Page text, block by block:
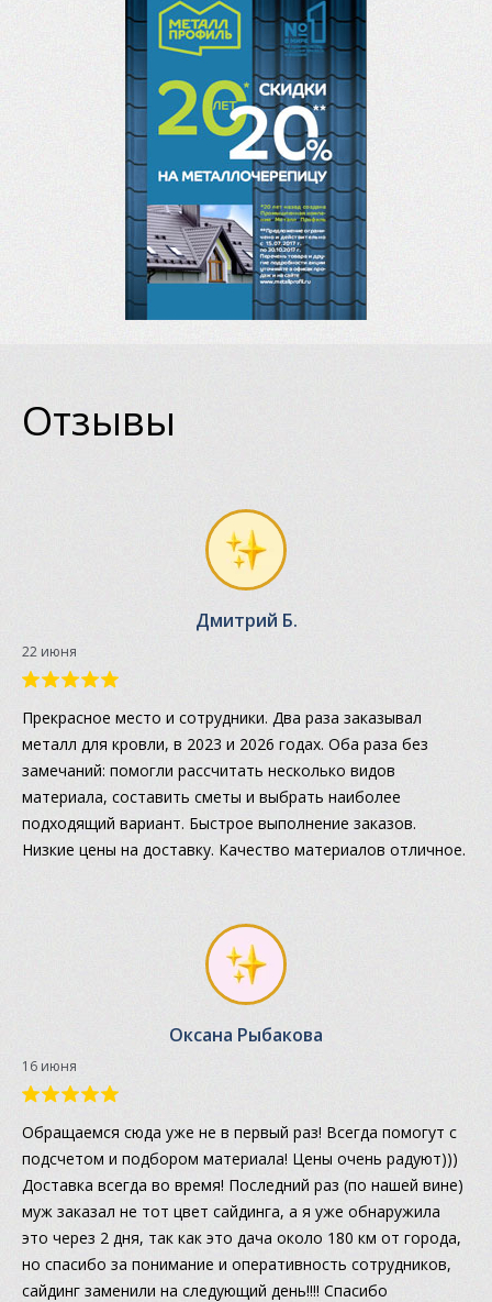
Отзывы
Дмитрий Б.
22 июня
Прекрасное место и сотрудники. Два раза заказывал
металл для кровли, в 2023 и 2026 годах. Оба раза без
замечаний: помогли рассчитать несколько видов
материала, составить сметы и выбрать наиболее
подходящий вариант. Быстрое выполнение заказов.
Низкие цены на доставку. Качество материалов отличное.
Оксана Рыбакова
16 июня
Обращаемся сюда уже не в первый раз! Всегда помогут с
подсчетом и подбором материала! Цены очень радуют)))
Доставка всегда во время! Последний раз (по нашей вине)
муж заказал не тот цвет сайдинга, а я уже обнаружила
это через 2 дня, так как это дача около 180 км от города,
но спасибо за понимание и оперативность сотрудников,
сайдинг заменили на следующий день!!!! Спасибо